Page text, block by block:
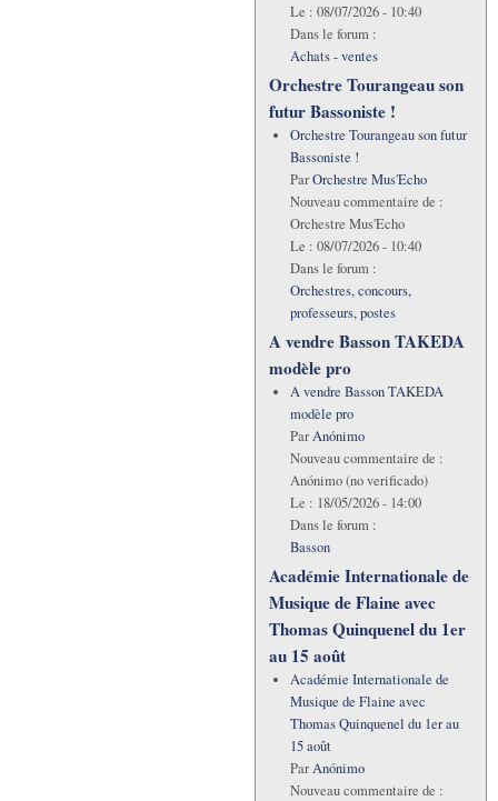
Le : 08/07/2026 - 10:40
Dans le forum :
Achats - ventes
Orchestre Tourangeau son
futur Bassoniste !
Orchestre Tourangeau son futur
Bassoniste !
ParOrchestre Mus'Echo
Nouveau commentaire de :
Orchestre Mus'Echo
Le : 08/07/2026 - 10:40
Dans le forum :
Orchestres, concours,
professeurs, postes
A vendre Basson TAKEDA
modèle pro
A vendre Basson TAKEDA
modèle pro
ParAnónimo
Nouveau commentaire de :
Anónimo (no verificado)
Le : 18/05/2026 - 14:00
Dans le forum :
Basson
Académie Internationale de
Musique de Flaine avec
Thomas Quinquenel du 1er
au 15 août
Académie Internationale de
Musique de Flaine avec
Thomas Quinquenel du 1er au
15 août
ParAnónimo
Nouveau commentaire de :